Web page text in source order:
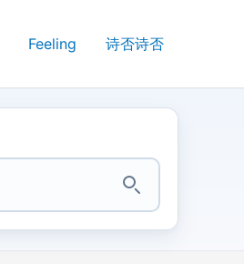
Feeling 诗否诗否